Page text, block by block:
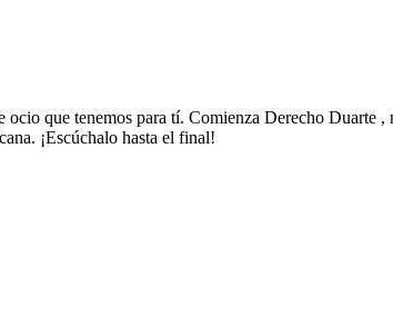
que tenemos para tí. Comienza Derecho Duarte
¡Escúchalo hasta el final!